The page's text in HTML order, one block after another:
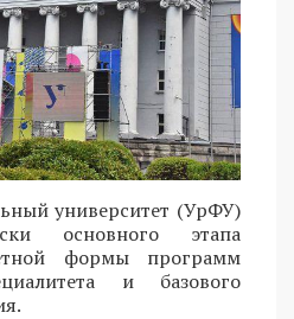
университет (УрФУ)
основного этапа
формы программ
и базового